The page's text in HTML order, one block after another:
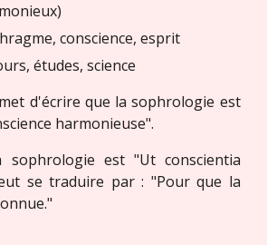
conscience, esprit
études, science
d'écrire que la sophrologie est
harmonieuse".
sophrologie est "Ut conscientia
se traduire par : "Pour que la